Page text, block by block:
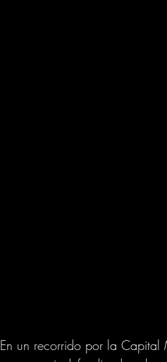
En un recorrido por la